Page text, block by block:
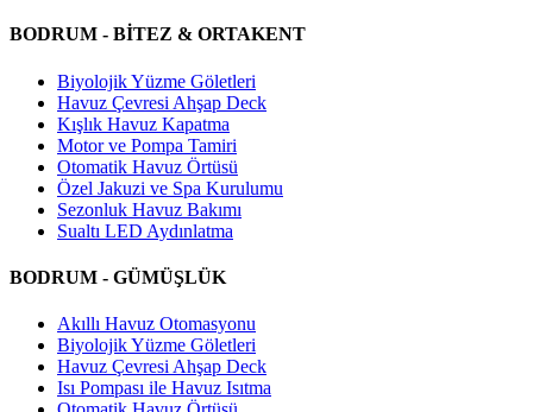
BODRUM - BİTEZ & ORTAKENT
Biyolojik Yüzme Göletleri
Havuz Çevresi Ahşap Deck
Kışlık Havuz Kapatma
Motor ve Pompa Tamiri
Otomatik Havuz Örtüsü
Özel Jakuzi ve Spa Kurulumu
Sezonluk Havuz Bakımı
Sualtı LED Aydınlatma
BODRUM - GÜMÜŞLÜK
Akıllı Havuz Otomasyonu
Biyolojik Yüzme Göletleri
Havuz Çevresi Ahşap Deck
Isı Pompası ile Havuz Isıtma